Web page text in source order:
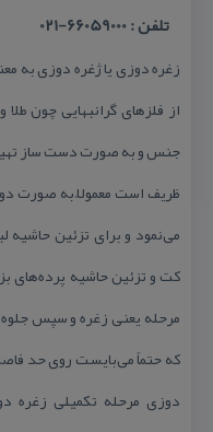
تلفن : 66059000-021
زغره دوزی یا ژغره دوزی
از فلزهای گرانبهایی چون
جنس و به صورت دست ساز
ظریف است معمولاً به صورت
می‌نمود و برای تزئین
كت و تزئین حاشیه پرده‌های
مرحله یعنی زغره و سپس
كه حتماً می‌بایست روی حد
دوزی مرحله تكمیلی زغره